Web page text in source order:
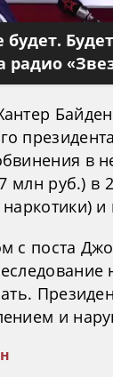
будет.
радио
в
млн руб.) в
наркотики)
с поста
и